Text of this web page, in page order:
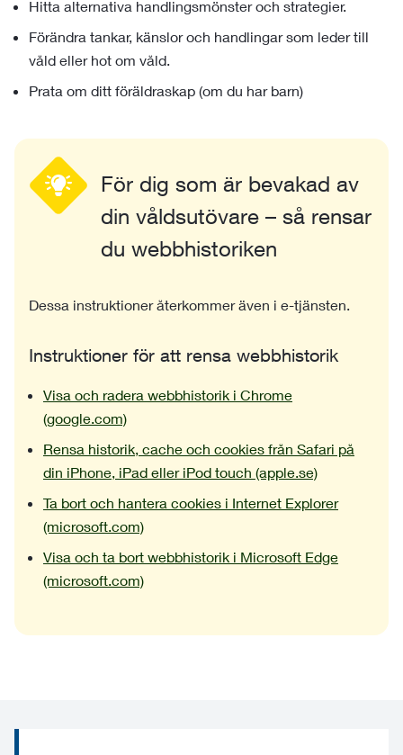
Hitta alternativa handlingsmönster och strategier.
Förändra tankar, känslor och handlingar som leder till
våld eller hot om våld.
Prata om ditt föräldraskap (om du har barn)
För dig som är bevakad av
din våldsutövare – så rensar
du webbhistoriken
Dessa instruktioner återkommer även i e-tjänsten.
Instruktioner för att rensa webbhistorik
Visa och radera webbhistorik i Chrome
(google.com)
Rensa historik, cache och cookies från Safari på
din iPhone, iPad eller iPod touch (apple.se)
Ta bort och hantera cookies i Internet Explorer
(microsoft.com)
Visa och ta bort webbhistorik i Microsoft Edge
(microsoft.com)